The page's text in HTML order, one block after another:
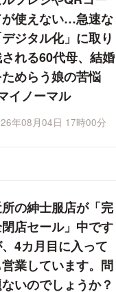
が使えない…急速な
デジタル化」に取り
れる60代母、結婚
めらう娘の苦悩
イノーマル
年08月04日 17時00分
の紳士服店が「完
店セール」中です
4カ月目に入って
営業しています。問
いのでしょうか？